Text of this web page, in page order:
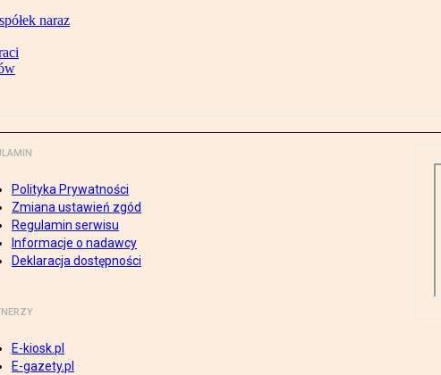
naraz
Polityka Prywatności
Zmiana ustawień zgód
Regulamin serwisu
Informacje o nadawcy
Deklaracja dostępności
E-kiosk.pl
E-gazety.pl